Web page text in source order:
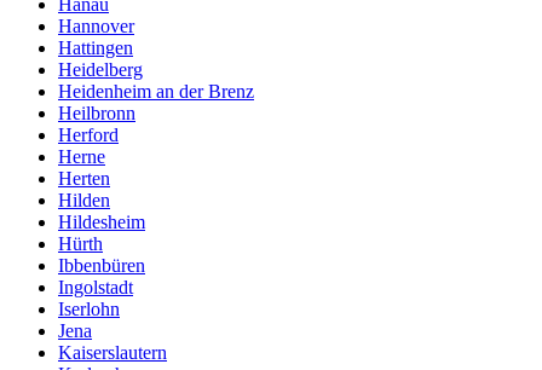
Hanau
Hannover
Hattingen
Heidelberg
Heidenheim an der Brenz
Heilbronn
Herford
Herne
Herten
Hilden
Hildesheim
Hürth
Ibbenbüren
Ingolstadt
Iserlohn
Jena
Kaiserslautern